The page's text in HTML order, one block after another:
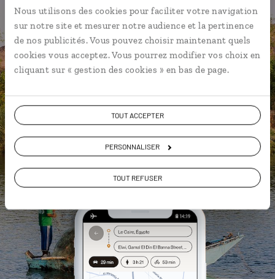
Nous utilisons des cookies pour faciliter votre navigation
sur notre site et mesurer notre audience et la pertinence
de nos publicités. Vous pouvez choisir maintenant quels
cookies vous acceptez. Vous pourrez modifier vos choix en
cliquant sur « gestion des cookies » en bas de page.
TOUT ACCEPTER
PERSONNALISER
TOUT REFUSER
nubienne en 1 clic
Notre sélection de souks
Les plus beaux temples
géolocalisés
L'album souvenirs à composer
vous-même
DÉCOUVRIR LUCIOLE